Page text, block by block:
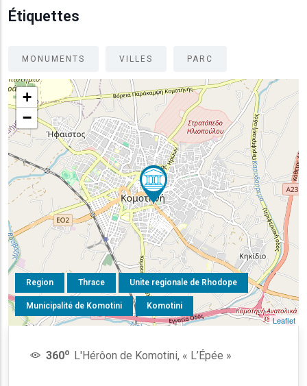
Étiquettes
MONUMENTS VILLES PARC
Region Thrace Unite regionale de Rhodope
Municipalité de Komotini Komotini
+
−
Leaflet
360o L'Hérôon de Komotini, « L’Épée »